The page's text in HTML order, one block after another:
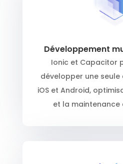
Développement
Ionic et Capacitor
développer une
iOS et Android,
et la maintenance